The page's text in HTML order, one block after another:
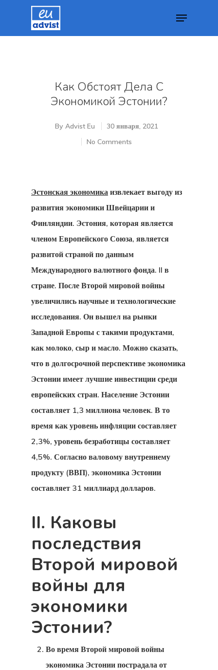
Как Обстоят Дела С
Экономикой Эстонии?
By Advist Eu
30 января, 2021
No Comments
Эстонская экономика извлекает выгоду из
развития экономики Швейцарии и
Финляндии. Эстония, которая является
членом Европейского Союза, является
развитой страной по данным
Международного валютного фонда. II в
стране. После Второй мировой войны
увеличились научные и технологические
исследования. Он вышел на рынки
Западной Европы с такими продуктами,
как молоко, сыр и масло. Можно сказать,
что в долгосрочной перспективе экономика
Эстонии имеет лучшие инвестиции среди
европейских стран. Население Эстонии
составляет 1,3 миллиона человек. В то
время как уровень инфляции составляет
2,3%, уровень безработицы составляет
4,5%. Согласно валовому внутреннему
продукту (ВВП), экономика Эстонии
составляет 31 миллиард долларов.
II. Каковы
последствия
Второй мировой
войны для
экономики
Эстонии?
Во время Второй мировой войны
экономика Эстонии пострадала от